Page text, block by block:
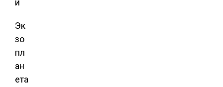
Эк
зо
пл
ан
ета